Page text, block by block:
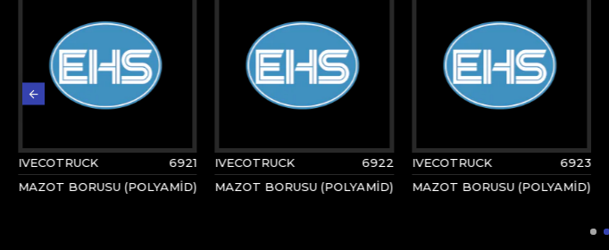
IVECOTRUCK
6921
MAZOT BORUSU (POLYAMİD)
IVECOTRUCK
6922
MAZOT BORUSU (POLYAMİD)
IVECOTRUCK
6923
MAZOT BORUSU (POLYAMİD)